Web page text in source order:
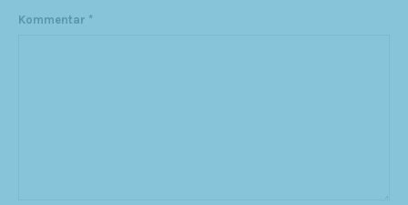
Kommentar *